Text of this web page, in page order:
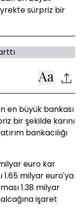
sürpriz bir
en büyük bankası
bir şekilde karını
bankacılığı
euro kar
1.65 milyar euro'ya
1.38 milyar
işaret